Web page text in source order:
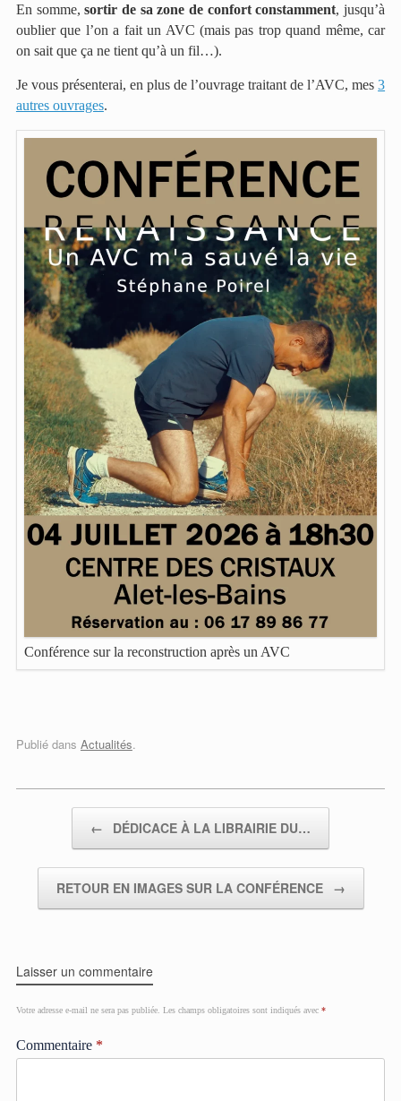
En somme,sortir de sa zone de confort constamment, jusqu’à
oublier que l’on a fait un AVC (mais pas trop quand même, car
on sait que ça ne tient qu’à un fil…).
Je vous présenterai, en plus de l’ouvrage traitant de l’AVC, mes3
autres ouvrages.
Conférence sur la reconstruction après un AVC
Publié dans Actualités.
← DÉDICACE À LA LIBRAIRIE DU…
RETOUR EN IMAGES SUR LA CONFÉRENCE →
Laisser un commentaire
Votre adresse e-mail ne sera pas publiée. Les champs obligatoires sont indiqués avec *
Commentaire *